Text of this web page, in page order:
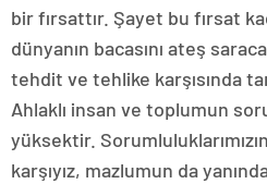
bir fırsattır. Şayet bu fırsat
dünyanın bacasını ateş
tehdit ve tehlike karşısında
Ahlaklı insan ve toplumun
yüksektir.
karşıyız, mazlumun da